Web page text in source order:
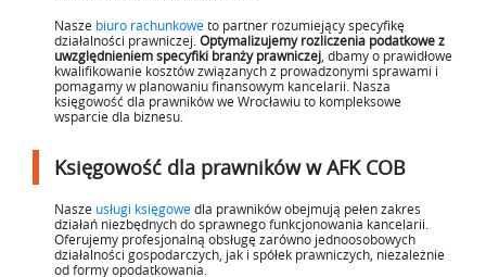
Nasze biuro rachunkoweto partner rozumiejący specyfikę
działalności prawniczej. Optymalizujemy rozliczenia podatkowez
uwzględnieniem specyfiki branży prawniczej , dbamy o prawidłowe
kwalifikowanie kosztów związanych z prowadzonymi sprawami i
pomagamy w planowaniu finansowym kancelarii. Nasza
księgowość dla prawników we Wrocławiu to kompleksowe
wsparcie dla biznesu.
Księgowość dla prawników w AFK COB
Nasze usługi księgowedla prawników obejmują pełen zakres
działań niezbędnych do sprawnego funkcjonowania kancelarii.
Oferujemy profesjonalną obsługę zarówno jednoosobowych
działalności gospodarczych, jak i spółek prawniczych, niezależnie
od formy opodatkowania.